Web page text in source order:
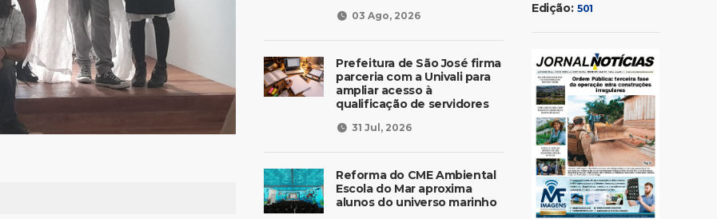
03 Ago, 2026
Prefeitura de São José firma
parceria com a Univali para
ampliar acesso à
qualificação de servidores
31 Jul, 2026
Reforma do CME Ambiental
Escola do Mar aproxima
alunos do universo marinho
Edição: 501